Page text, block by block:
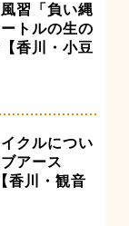
習「負い縄
トルの生の
香川・小豆
クルについ
アース
香川・観音